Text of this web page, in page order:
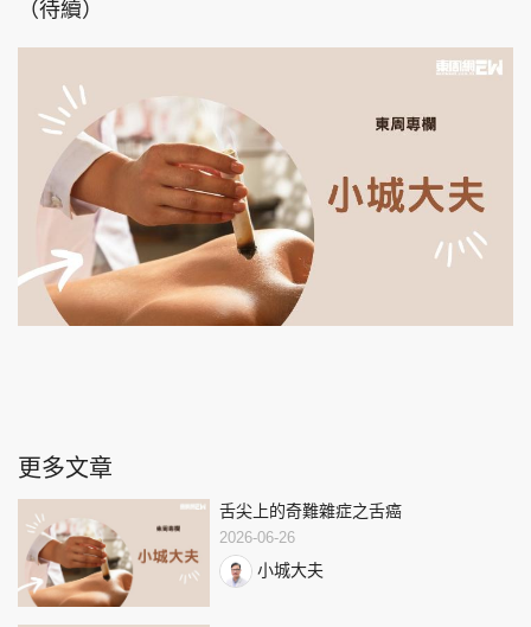
（待續）
更多文章
舌尖上的奇難雜症之舌癌
2026-06-26
小城大夫